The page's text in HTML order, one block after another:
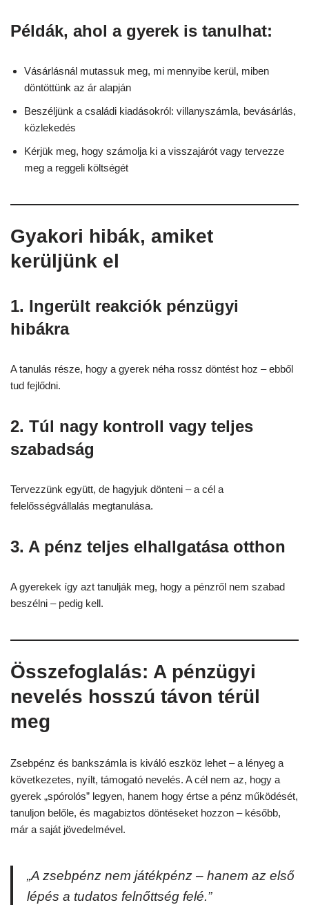
Példák, ahol a gyerek is tanulhat:
Vásárlásnál mutassuk meg, mi mennyibe kerül, miben
döntöttünk az ár alapján
Beszéljünk a családi kiadásokról: villanyszámla, bevásárlás,
közlekedés
Kérjük meg, hogy számolja ki a visszajárót vagy tervezze
meg a reggeli költségét
Gyakori hibák, amiket
kerüljünk el
1. Ingerült reakciók pénzügyi
hibákra
A tanulás része, hogy a gyerek néha rossz döntést hoz – ebből
tud fejlődni.
2. Túl nagy kontroll vagy teljes
szabadság
Tervezzünk együtt, de hagyjuk dönteni – a cél a
felelősségvállalás megtanulása.
3. A pénz teljes elhallgatása otthon
A gyerekek így azt tanulják meg, hogy a pénzről nem szabad
beszélni – pedig kell.
Összefoglalás: A pénzügyi
nevelés hosszú távon térül
meg
Zsebpénz és bankszámla is kiváló eszköz lehet – a lényeg a
következetes, nyílt, támogató nevelés. A cél nem az, hogy a
gyerek „spórolós” legyen, hanem hogy értse a pénz működését,
tanuljon belőle, és magabiztos döntéseket hozzon – később,
már a saját jövedelmével.
„A zsebpénz nem játékpénz – hanem az első
lépés a tudatos felnőttség felé.”